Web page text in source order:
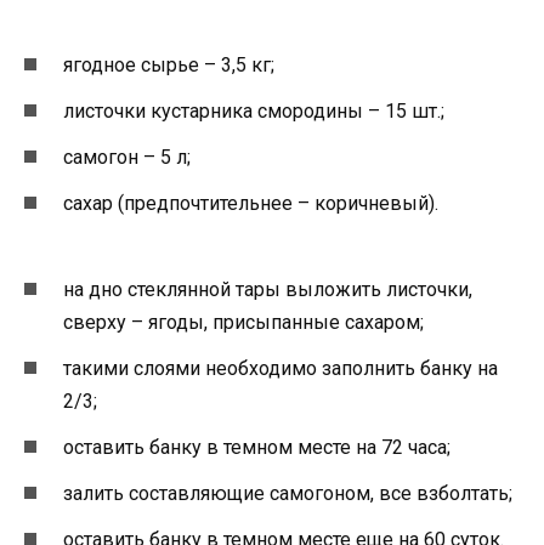
ягодное сырье – 3,5 кг;
листочки кустарника смородины – 15 шт.;
самогон – 5 л;
сахар (предпочтительнее – коричневый).
на дно стеклянной тары выложить листочки,
сверху – ягоды, присыпанные сахаром;
такими слоями необходимо заполнить банку на
2/3;
оставить банку в темном месте на 72 часа;
залить составляющие самогоном, все взболтать;
оставить банку в темном месте еще на 60 суток.